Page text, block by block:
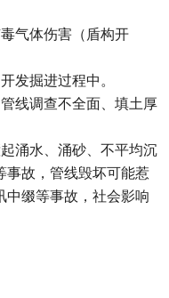
气体伤害（盾构开
发掘进过程中。
线调查不全面、填土厚
涌水、涌砂、不平均沉
事故，管线毁坏可能惹
中缀等事故，社会影响